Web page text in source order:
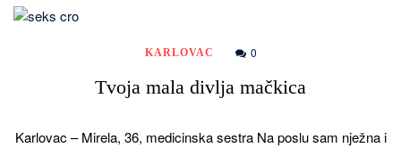
KARLOVAC 0
Tvoja mala divlja mačkica
Karlovac – Mirela, 36, medicinska sestra Na poslu sam nježna i